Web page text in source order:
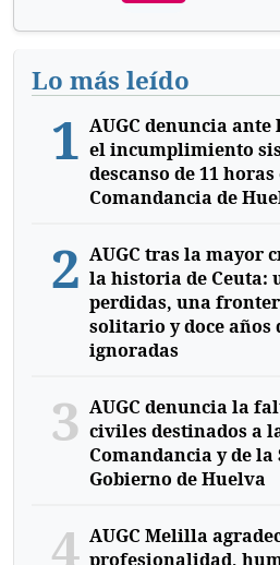
Lo más leído
1 AUGC denuncia
el incumplimiento
descanso de 11
Comandancia de
2 AUGC tras la mayor
la historia de Ceuta:
perdidas, una
solitario y doce años
ignoradas
3 AUGC denuncia la
civiles destinados a
Comandancia y de
Gobierno de Huelva
4 AUGC Melilla
profesionalidad,